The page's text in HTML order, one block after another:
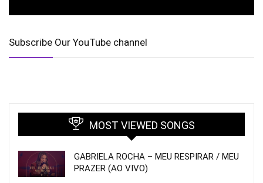
Subscribe Our YouTube channel
MOST VIEWED SONGS
GABRIELA ROCHA – MEU RESPIRAR / MEU
PRAZER (AO VIVO)